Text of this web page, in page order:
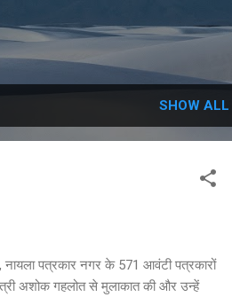
SHOW ALL
पत्रकार नगर के 571 आवंटी पत्रकारों
अशोक गहलोत से मुलाकात की और उन्‍हें